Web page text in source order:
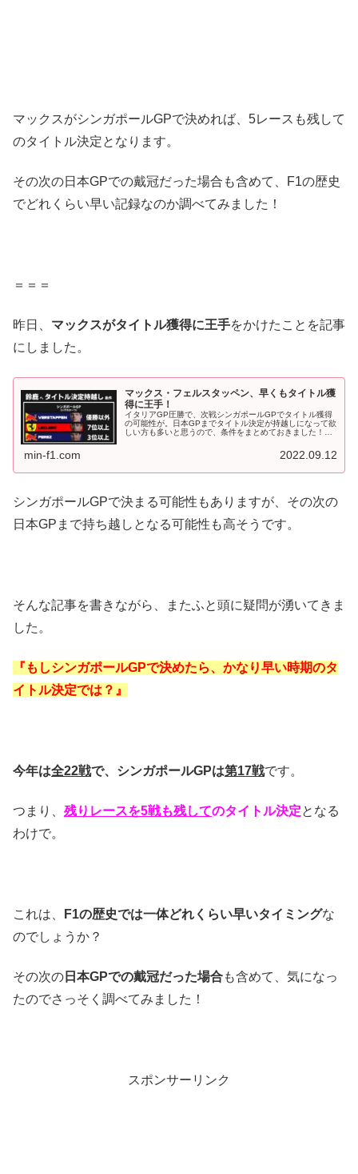
マックスがシンガポールGPで決めれば、5レースも残して
のタイトル決定となります。
その次の日本GPでの戴冠だった場合も含めて、F1の歴史
でどれくらい早い記録なのか調べてみました！
＝＝＝
昨日、 マックスがタイトル獲得に王手をかけたことを記事
にしました。
マックス・フェルスタッペン、早くもタイトル獲
得に王手！
イタリアGP圧勝で、次戦シンガポールGPでタイトル獲得
の可能性が。日本GPまでタイトル決定が持越しになって欲
しい方も多いと思うので、条件をまとめておきました！＝
min-f1.com 2022.09.12
シンガポールGPで決まる可能性もありますが、その次の
日本GPまで持ち越しとなる可能性も高そうです。
そんな記事を書きながら、またふと頭に疑問が湧いてきま
した。
『もしシンガポールGPで決めたら、かなり早い時期のタ
イトル決定では？』
今年は全22戦で、シンガポールGPは第17戦です。
つまり、 残りレースを5戦も残してのタイトル決定となる
わけで。
これは、 F1の歴史では一体どれくらい早いタイミングな
のでしょうか？
その次の 日本GPでの戴冠だった場合も含めて、気になっ
たのでさっそく調べてみました！
スポンサーリンク